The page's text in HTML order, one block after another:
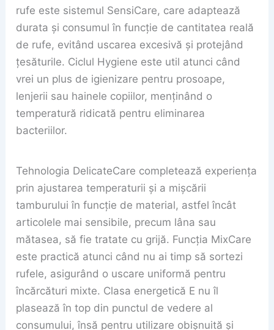
rufe este sistemul SensiCare, care adaptează
durata și consumul în funcție de cantitatea reală
de rufe, evitând uscarea excesivă și protejând
țesăturile. Ciclul Hygiene este util atunci când
vrei un plus de igienizare pentru prosoape,
lenjerii sau hainele copiilor, menținând o
temperatură ridicată pentru eliminarea
bacteriilor.
Tehnologia DelicateCare completează experiența
prin ajustarea temperaturii și a mișcării
tamburului în funcție de material, astfel încât
articolele mai sensibile, precum lâna sau
mătasea, să fie tratate cu grijă. Funcția MixCare
este practică atunci când nu ai timp să sortezi
rufele, asigurând o uscare uniformă pentru
încărcături mixte. Clasa energetică E nu îl
plasează în top din punctul de vedere al
consumului, însă pentru utilizare obișnuită și